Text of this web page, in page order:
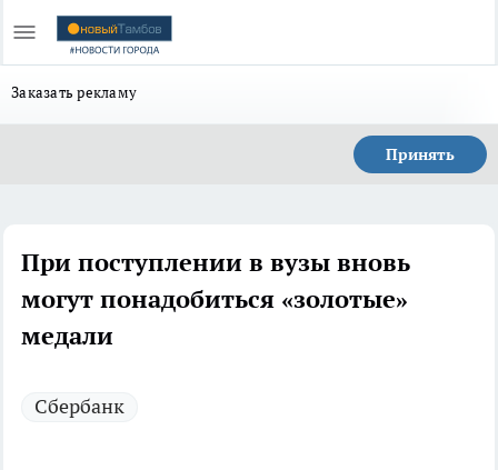
Заказать рекламу
Принять
При поступлении в вузы вновь
могут понадобиться «золотые»
медали
Сбербанк